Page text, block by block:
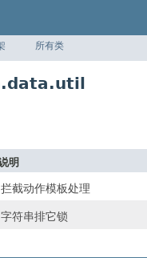
所有类
明
拦截动作模板处理
字符串排它锁